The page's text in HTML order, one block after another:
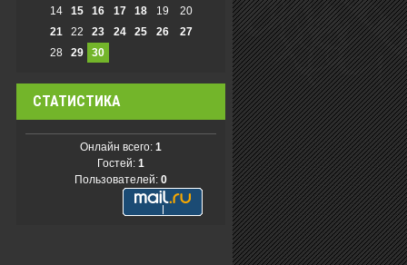
14
15 16 17 18 19
20
21
22 23 24 25 26
27
28
29 30
СТАТИСТИКА
Онлайн всего: 1
Гостей: 1
Пользователей: 0